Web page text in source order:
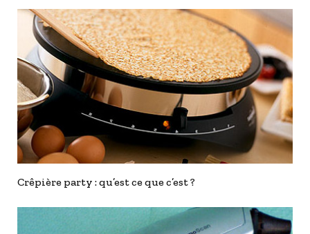
Crêpière party : qu’est ce que c’est ?